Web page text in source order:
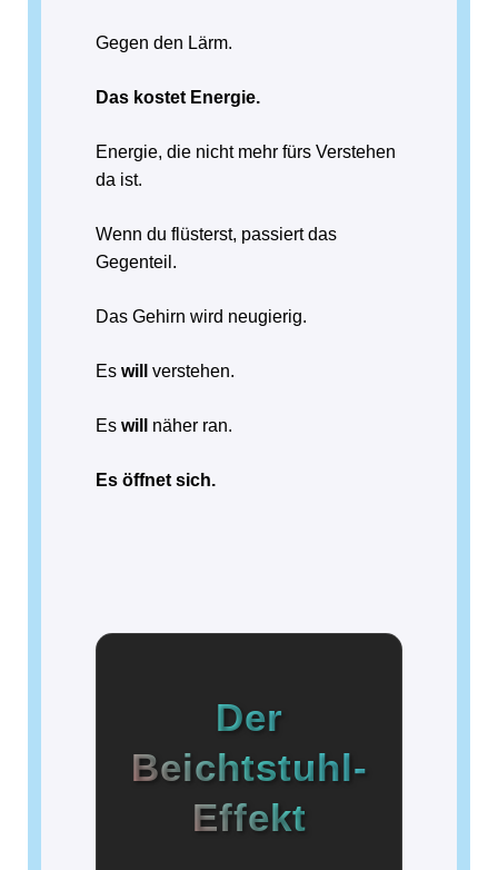
Gegen den Lärm.
Das kostet Energie.
Energie, die nicht mehr fürs Verstehen
da ist.
Wenn du flüsterst, passiert das
Gegenteil.
Das Gehirn wird neugierig.
Es will verstehen.
Es will näher ran.
Es öffnet sich.
Der
Beichtstuhl-
Effekt